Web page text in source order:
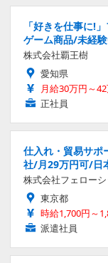
「好きを仕事に!
ゲーム商品/未経
株式会社覇王樹
愛知県
月給30万円～
正社員
仕入れ・貿易サポ
社/月29万円可/日
株式会社フェロー
東京都
時給1,700円～
派遣社員